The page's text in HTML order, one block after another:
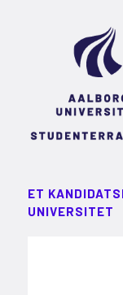
ET
UNIVERSITET